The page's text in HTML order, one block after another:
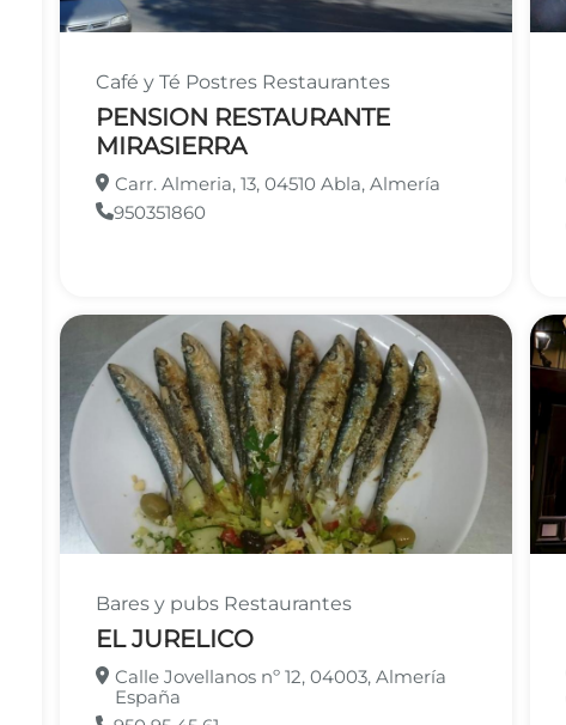
Café y Té Postres Restaurantes
PENSION RESTAURANTE
MIRASIERRA
Carr. Almeria, 13, 04510 Abla, Almería
950351860
Bares y pubs Restaurantes
EL JURELICO
Calle Jovellanos nº 12, 04003, Almería
España